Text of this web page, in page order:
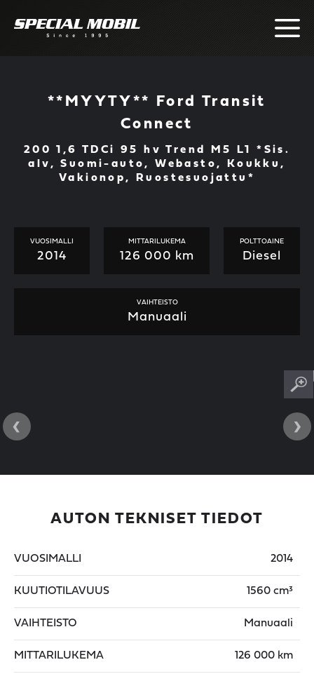
**MYYTY** Ford Transit
Connect
200 1,6 TDCi 95 hv Trend M5 L1 *Sis.
alv, Suomi-auto, Webasto, Koukku,
Vakionop, Ruostesuojattu*
VUOSIMALLI
2014
MITTARILUKEMA
126 000 km
POLTTOAINE
Diesel
VAIHTEISTO
Manuaali
‹ ›
AUTON TEKNISET TIEDOT
VUOSIMALLI 2014
KUUTIOTILAVUUS 1560 cm³
VAIHTEISTO Manuaali
MITTARILUKEMA 126 000 km